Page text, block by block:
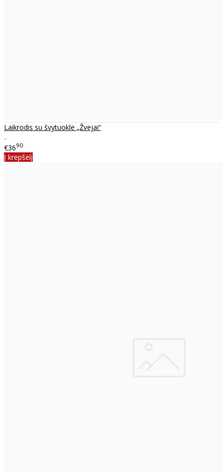
Laikrodis su švytuokle „Žvejai“
..
€3690
Į krepšelį